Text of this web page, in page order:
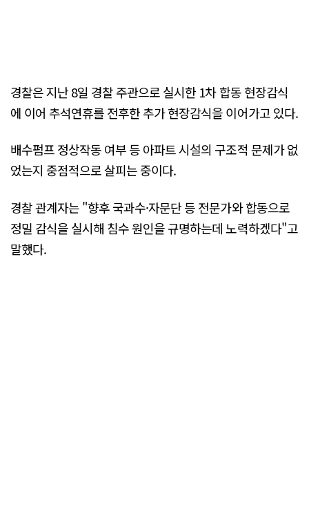
경찰은 지난 8일 경찰 주관으로 실시한 1차 합동 현장감식
에 이어 추석연휴를 전후한 추가 현장감식을 이어가고 있다.
배수펌프 정상작동 여부 등 아파트 시설의 구조적 문제가 없
었는지 중점적으로 살피는 중이다.
경찰 관계자는 "향후 국과수·자문단 등 전문가와 합동으로
정밀 감식을 실시해 침수 원인을 규명하는데 노력하겠다"고
말했다.